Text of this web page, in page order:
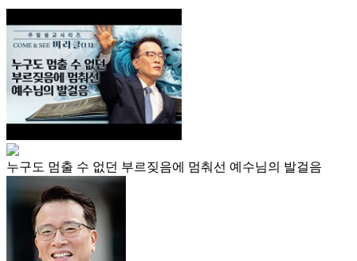
누구도 멈출 수 없던 부르짖음에 멈춰선 예수님의 발걸음